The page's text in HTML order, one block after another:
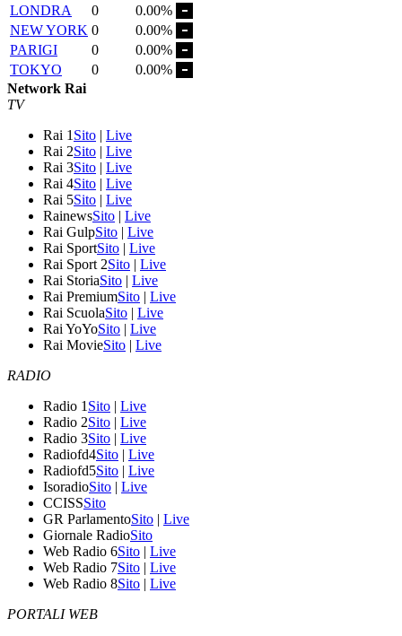
LONDRA
0
0.00%
NEW YORK 0
0.00%
PARIGI
0
0.00%
TOKYO
0
0.00%
Network Rai
TV
Rai 1 Sito | Live
Rai 2Sito | Live
Rai 3Sito | Live
Rai 4Sito | Live
Rai 5Sito | Live
RainewsSito | Live
Rai GulpSito | Live
Rai SportSito | Live
Rai Sport 2Sito | Live
Rai StoriaSito | Live
Rai PremiumSito | Live
Rai ScuolaSito | Live
Rai YoYoSito | Live
Rai MovieSito | Live
RADIO
Radio 1 Sito | Live
Radio 2Sito | Live
Radio 3Sito | Live
Radiofd4Sito | Live
Radiofd5Sito | Live
IsoradioSito | Live
CCISSSito
GR ParlamentoSito | Live
Giornale RadioSito
Web Radio 6Sito | Live
Web Radio 7Sito | Live
Web Radio 8Sito | Live
PORTALI WEB